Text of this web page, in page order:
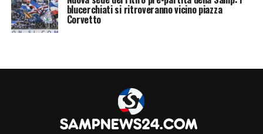
blucerchiati si ritroveranno vicino piazza
Corvetto